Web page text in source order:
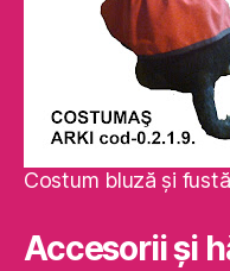
Costum bluză şi
Accesorii și